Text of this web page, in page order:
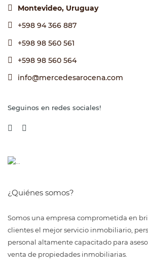
Montevideo, Uruguay
+598 94 366 887
+598 98 560 561
+598 98 560 564
info@mercedesarocena.com
Seguinos en redes sociales!
¿Quiénes somos?
Somos una empresa comprometida en
clientes el mejor servicio inmobiliario,
personal altamente capacitado para
venta de propiedades inmobiliarias.